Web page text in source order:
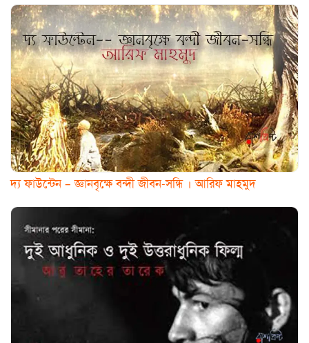
দ্য ফাউন্টেন – জ্ঞানবৃক্ষে বন্দী জীবন-সন্ধি । আরিফ মাহমুদ